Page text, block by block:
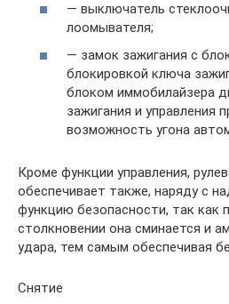
— выключатель
лоомывателя;
— замок зажигания с
блокировкой ключа
блоком иммобилайзера
зажигания и управления
возможность угона
Кроме функции управления,
обеспечивает также, наряду с
функцию безопасности, так как
столкновении она сминается и
удара, тем самым обеспечивая
Снятие